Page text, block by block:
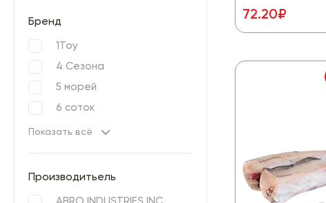
Бренд
1Toy
4 Сезона
5 морей
6 соток
Показать всё
Производитьель
72.20₽